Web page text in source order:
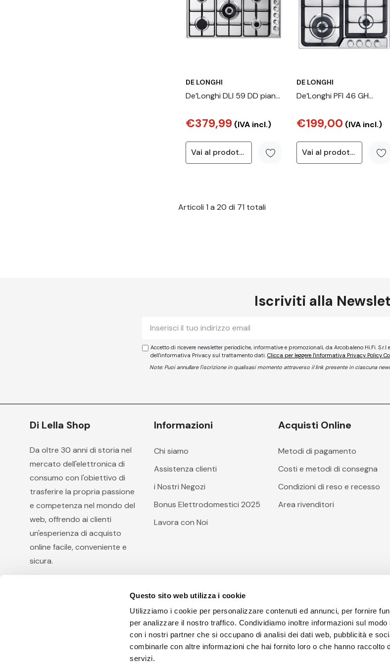
Questo sito web utilizza i cookie
Utilizziamo i cookie per personalizzare contenuti ed annunci, per fornire
per analizzare il nostro traffico. Condividiamo inoltre informazioni sul
con i nostri partner che si occupano di analisi dei dati web, pubblicità e
combinarle con altre informazioni che hai fornito loro o che hanno raccolto
servizi.
DE LONGHI
De’Longhi DLI 59 DD piano
incasso 90 cm Gas 5
€379,99 (IVA incl.)
Vai al prodotto
DE LONGHI
De’Longhi PFI 46 GH
60 cm Gas 4 Fornello(i)
€199,00 (IVA incl.)
Vai al prodotto
Articoli 1 a 20 di 71 totali
Iscriviti alla
mail
Accetto di ricevere newsletter periodiche, informative e promozionali, da Arcobaleno Hi.Fi. S.r.l
dell'informativa Privacy sul trattamento dati. Clicca per leggere l'informativa Privacy Policy
Note: Puoi annullare l'iscrizione in qualisasi momento attraverso il link presente in ciascuna
Di Lella Shop
Da oltre 30 anni di storia nel
mercato dell'elettronica di
consumo con l'obiettivo di
trasferire la propria passione
e competenza nel mondo del
web, offrendo ai clienti
un'esperienza di acquisto
online facile, conveniente e
sicura.
Informazioni
Chi siamo
Assistenza clienti
i Nostri Negozi
Bonus Elettrodomestici 2025
Lavora con Noi
Acquisti Online
Metodi di pagamento
Costi e metodi di consegna
Condizioni di reso e recesso
Area rivenditori
Arcobaleno Hi.Fi. S.r.l, via Diocleziano 105, 80125 Napoli(NA), Codice Fiscale, Partita I.V.A e